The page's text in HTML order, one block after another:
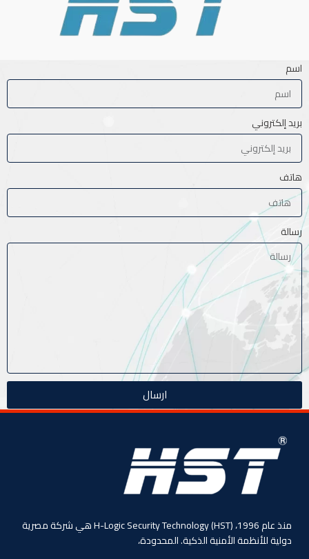
اسم
بريد إلكتروني
هاتف
رسالة
ارسال
منذ عام 1996، (HST) H-Logic Security Technology هي شركة مصرية
دولية للأنظمة الأمنية الذكية. المحدودة،